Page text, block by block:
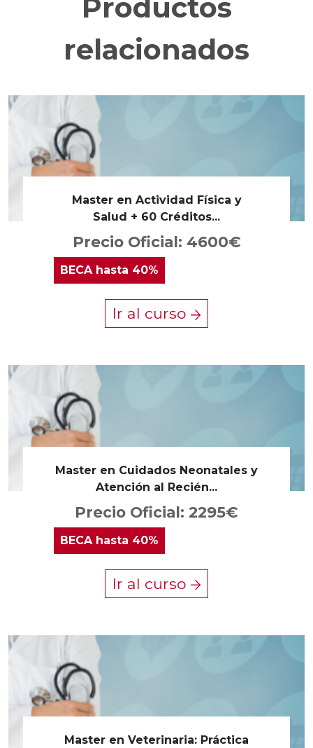
Productos
relacionados
Master en Actividad Física y
Salud + 60 Créditos...
Precio Oficial: 4600€
BECAhasta 40%
Ir al curso
Master en Cuidados Neonatales y
Atención al Recién...
Precio Oficial: 2295€
BECA hasta 40%
Ir al curso
Master en Veterinaria: Práctica